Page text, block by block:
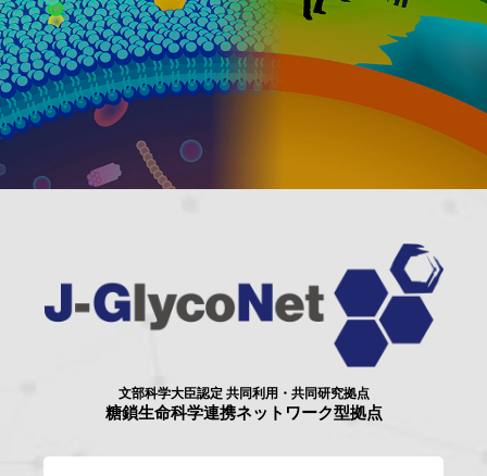
文部科学大臣認定 共同利用・共同研究拠点
糖鎖生命科学連携ネットワーク型拠点